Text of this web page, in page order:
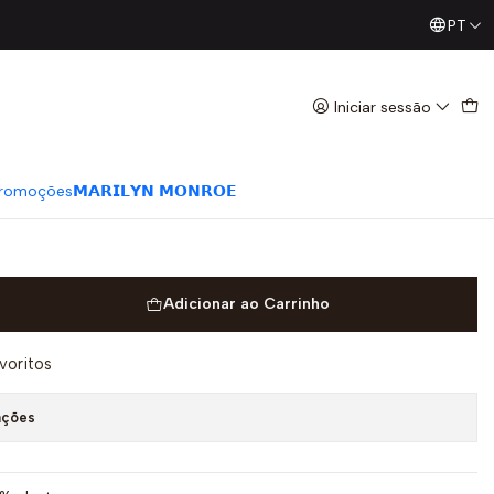
Iniciar sessão
𝗠𝗔𝗥𝗜𝗟𝗬𝗡 𝗠𝗢𝗡𝗥𝗢𝗘
Já conhece os nossos Diretos? Todas as Segundas /PT
Adicionar ao Carrinho